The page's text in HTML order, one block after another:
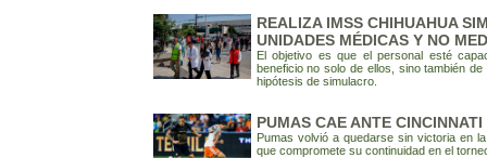
REALIZA IMSS CHIHUAHUA
UNIDADES MÉDICAS Y NO
El objetivo es que el personal esté
beneficio no solo de ellos, sino también
hipótesis de simulacro.
PUMAS CAE ANTE
Pumas volvió a quedarse sin victoria en
que compromete su continuidad en el